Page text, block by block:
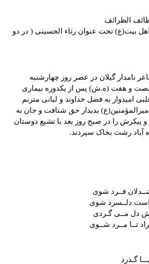
الظرائف
بیت(ع) تحت عنوان رثاء الحسینی ( در دو
نامدار گیلان در عصر روز چهارشنبه
و هفت (ه.ش) پس از یکدوره بیماری
امیدوار به فضل خداوند و لبانی مترنم
بدیدار حق شتافت و جان به
پیکرش را در صبح روز بعد با تشیع دوستان
آباد رشت بخاک سپردند.
فــرد شوی
دلــسرد شوی
دل مــی گـردی
تــا مــرد شــوی
گـذرد